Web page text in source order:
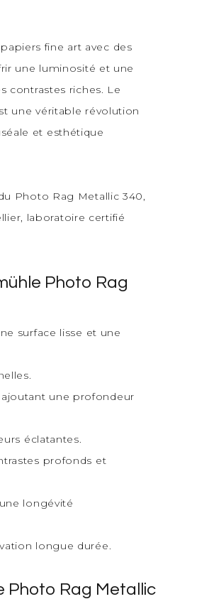
fine art avec des
une luminosité et une
contrastes riches. Le
une véritable révolution
et esthétique
Photo Rag Metallic 340,
laboratoire certifié
Photo Rag
surface lisse et une
une profondeur
éclatantes.
profonds et
longévité
longue durée.
Photo Rag Metallic